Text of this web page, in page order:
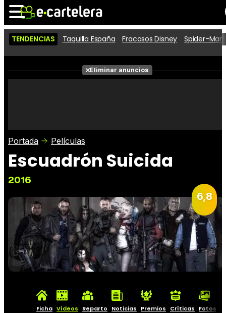
Noticias Cartelera
Películas
Críticas
TENDENCIAS Taquilla España Fracasos Disney Spider-
Eliminar anuncios
Portada Películas
Escuadrón Suicida
2016
6,8
Ficha Vídeos Reparto Noticias Premios Críticas Fotos